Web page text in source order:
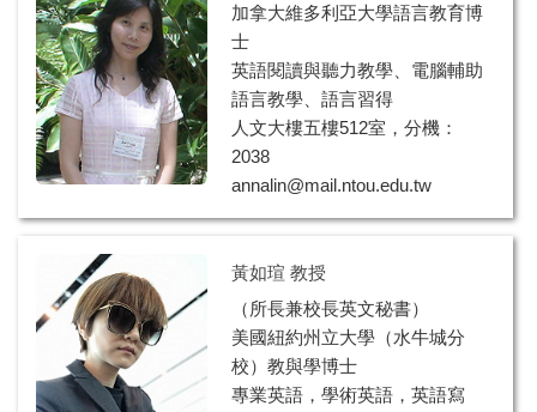
加拿大維多利亞大學語言教育博
士
英語閱讀與聽力教學、電腦輔助
語言教學、語言習得
人文大樓五樓512室，分機：
2038
annalin@mail.ntou.edu.tw
黃如瑄 教授
（所長兼校長英文秘書）
美國紐約州立大學（水牛城分
校）教與學博士
專業英語，學術英語，英語寫